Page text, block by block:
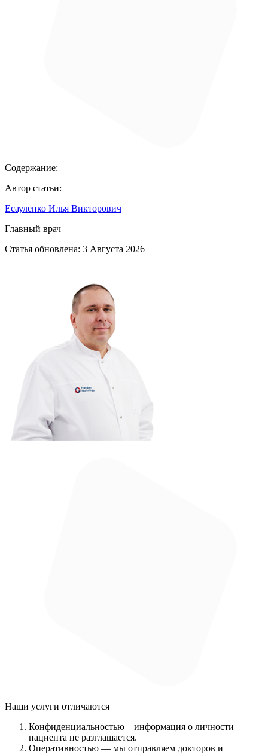
Содержание:
Автор статьи:
Есауленко Илья Викторович
Главный врач
Статья обновлена: 3 Августа 2026
Наши услуги отличаются
Конфиденциальностью – информация о личности
пациента не разглашается.
Оперативностью — мы отправляем докторов и